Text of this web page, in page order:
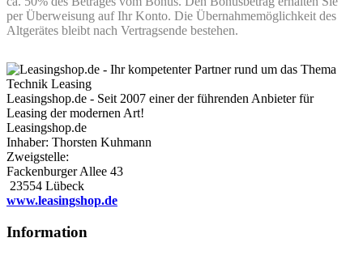
per Überweisung auf Ihr Konto. Die Übernahmemöglichkeit des
Altgerätes bleibt nach Vertragsende bestehen.
Leasingshop.de - Seit 2007 einer der führenden Anbieter für
Leasing der modernen Art!
Leasingshop.de
Inhaber: Thorsten Kuhmann
Zweigstelle:
Fackenburger Allee 43
23554 Lübeck
www.leasingshop.de
Information